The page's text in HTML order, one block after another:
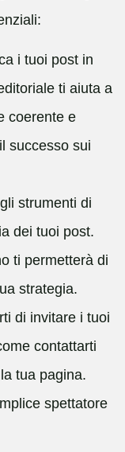
i tuoi post in
ti aiuta a
coerente e
successo sui
strumenti di
dei tuoi post.
ti permetterà di
strategia.
di invitare i tuoi
contattarti
tua pagina.
spettatore